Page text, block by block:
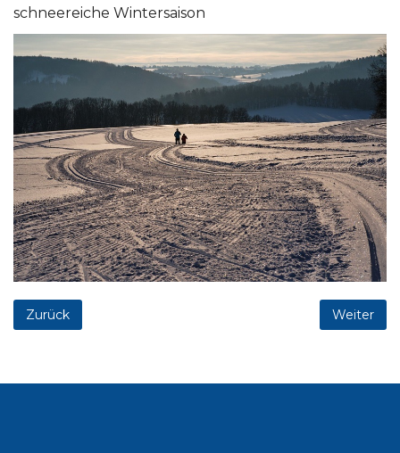
schneereiche Wintersaison
Zurück Weiter